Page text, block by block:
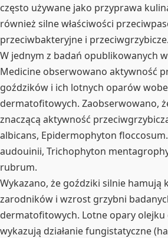
często używane jako przyprawa
również silne właściwości
przeciwbakteryjne i przeciwgrzybicze.
W jednym z badań opublikowanych
Medicine obserwowano aktywność
goździków i ich lotnych oparów
dermatofitowych. Zaobserwowano,
znaczącą aktywność
albicans, Epidermophyton
audouinii, Trichophyton
rubrum.
Wykazano, że goździki silnie hamują
zarodników i wzrost grzybni
dermatofitowych. Lotne opary
wykazują działanie fungistatyczne